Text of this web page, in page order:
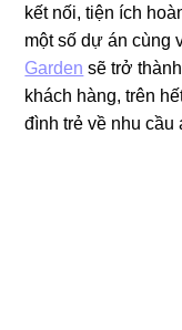
kết nối, tiện ích
một số dự án cùng
Garden sẽ trở
khách hàng, trên
đình trẻ về nhu cầu